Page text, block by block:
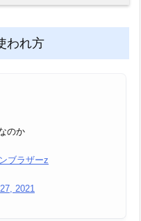
われ方
のか
ブラザーz
2021